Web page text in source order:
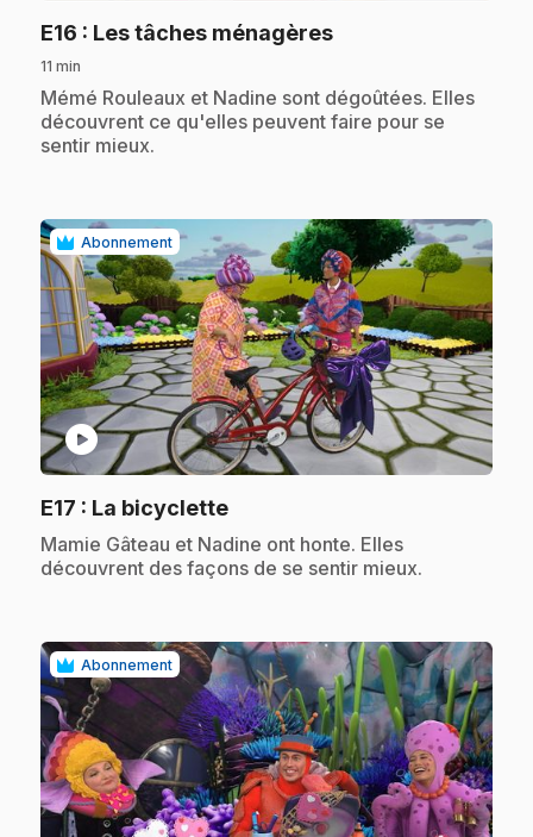
E16 : Les tâches ménagères.
11 min
.Mémé Rouleaux et Nadine sont dégoûtées. Elles
découvrent ce qu'elles peuvent faire pour se
sentir mieux.
Abonnement
play_circle
E17 : La bicyclette.
.Mamie Gâteau et Nadine ont honte. Elles
découvrent des façons de se sentir mieux.
Abonnement